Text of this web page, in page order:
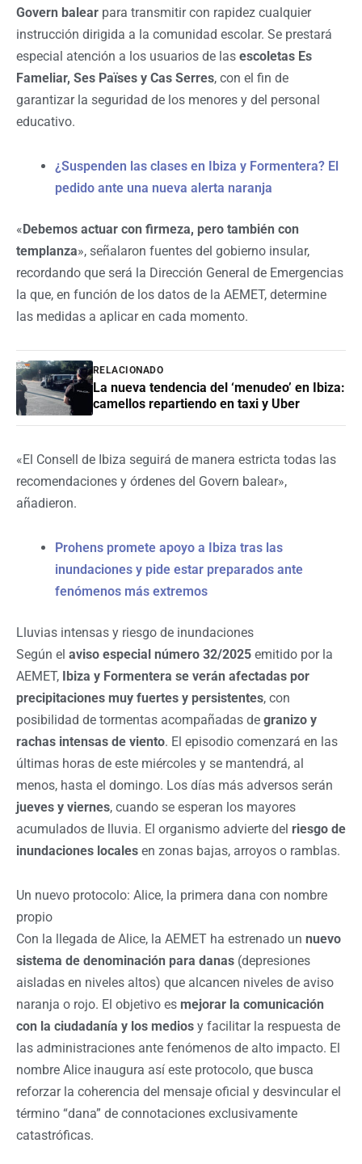
Govern balear para transmitir con rapidez cualquier
instrucción dirigida a la comunidad escolar. Se prestará
especial atención a los usuarios de las escoletas Es
Fameliar, Ses Païses y Cas Serres, con el fin de
garantizar la seguridad de los menores y del personal
educativo.
¿Suspenden las clases en Ibiza y Formentera? El
pedido ante una nueva alerta naranja
« Debemos actuar con firmeza, pero también con
templanza», señalaron fuentes del gobierno insular,
recordando que será la Dirección General de Emergencias
la que, en función de los datos de la AEMET, determine
las medidas a aplicar en cada momento.
RELACIONADO
La nueva tendencia del ‘menudeo’ en Ibiza:
camellos repartiendo en taxi y Uber
«El Consell de Ibiza seguirá de manera estricta todas las
recomendaciones y órdenes del Govern balear»,
añadieron.
Prohens promete apoyo a Ibiza tras las
inundaciones y pide estar preparados ante
fenómenos más extremos
Lluvias intensas y riesgo de inundaciones
Según el aviso especial número 32/2025 emitido por la
AEMET,
Ibiza y Formentera se verán afectadas por
precipitaciones muy fuertes y persistentes, con
posibilidad de tormentas acompañadas de granizo y
rachas intensas de viento. El episodio comenzará en las
últimas horas de este miércoles y se mantendrá, al
menos, hasta el domingo. Los días más adversos serán
jueves y viernes, cuando se esperan los mayores
acumulados de lluvia. El organismo advierte del riesgo de
inundaciones locales en zonas bajas, arroyos o ramblas.
Un nuevo protocolo: Alice, la primera dana con nombre
propio
Con la llegada de Alice, la AEMET ha estrenado un nuevo
sistema de denominación para danas (depresiones
aisladas en niveles altos) que alcancen niveles de aviso
naranja o rojo. El objetivo es mejorar la comunicación
con la ciudadanía y los medios y facilitar la respuesta de
las administraciones ante fenómenos de alto impacto. El
nombre Alice inaugura así este protocolo, que busca
reforzar la coherencia del mensaje oficial y desvincular el
término “dana” de connotaciones exclusivamente
catastróficas.